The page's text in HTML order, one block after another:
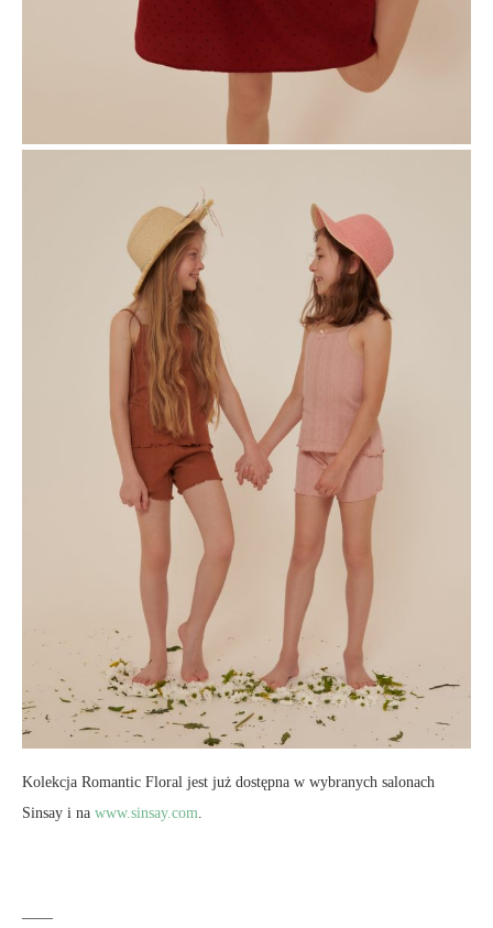
Kolekcja Romantic Floral jest już dostępna w wybranych salonach
Sinsay i na www.sinsay.com.